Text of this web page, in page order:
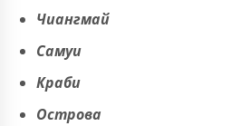
Чиангмай
Самуи
Краби
Острова